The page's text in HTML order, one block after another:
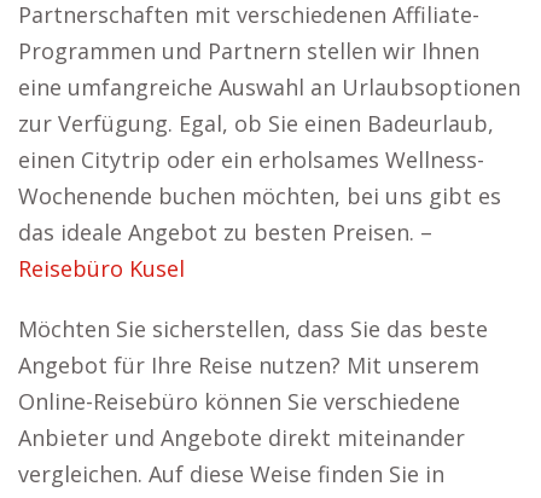
Partnerschaften mit verschiedenen Affiliate-
Programmen und Partnern stellen wir Ihnen
eine umfangreiche Auswahl an Urlaubsoptionen
zur Verfügung. Egal, ob Sie einen Badeurlaub,
einen Citytrip oder ein erholsames Wellness-
Wochenende buchen möchten, bei uns gibt es
das ideale Angebot zu besten Preisen. –
Reisebüro Kusel
Möchten Sie sicherstellen, dass Sie das beste
Angebot für Ihre Reise nutzen? Mit unserem
Online-Reisebüro können Sie verschiedene
Anbieter und Angebote direkt miteinander
vergleichen. Auf diese Weise finden Sie in